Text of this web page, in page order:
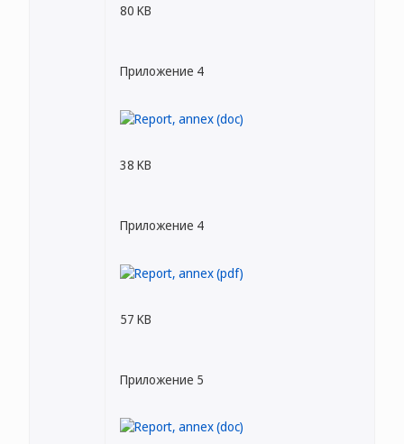
80 KB
Приложение 4
38 KB
Приложение 4
57 KB
Приложение 5